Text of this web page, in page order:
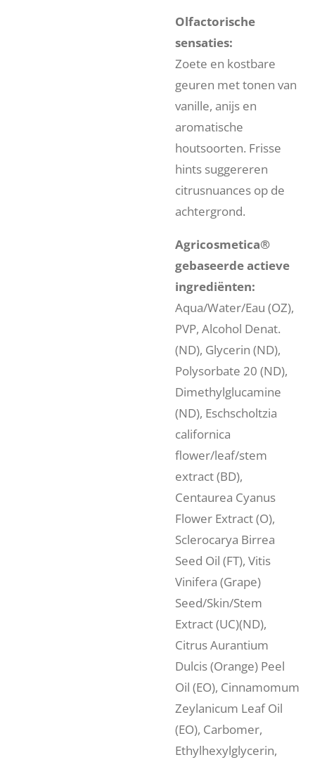
Olfactorische
sensaties:
Zoete en kostbare
geuren met tonen van
vanille, anijs en
aromatische
houtsoorten. Frisse
hints suggereren
citrusnuances op de
achtergrond.
Agricosmetica®
gebaseerde actieve
ingrediënten:
Aqua/Water/Eau (OZ),
PVP, Alcohol Denat.
(ND), Glycerin (ND),
Polysorbate 20 (ND),
Dimethylglucamine
(ND), Eschscholtzia
californica
flower/leaf/stem
extract (BD),
Centaurea Cyanus
Flower Extract (O),
Sclerocarya Birrea
Seed Oil (FT), Vitis
Vinifera (Grape)
Seed/Skin/Stem
Extract (UC)(ND),
Citrus Aurantium
Dulcis (Orange) Peel
Oil (EO), Cinnamomum
Zeylanicum Leaf Oil
(EO), Carbomer,
Ethylhexylglycerin,